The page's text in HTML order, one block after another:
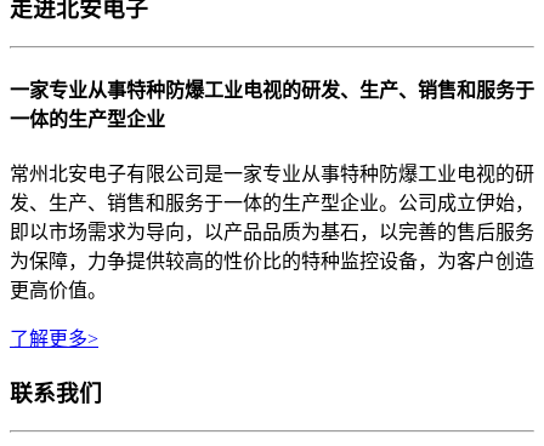
走进北安电子
一家专业从事特种防爆工业电视的研发、生产、销售和服务于
一体的生产型企业
常州北安电子有限公司是一家专业从事特种防爆工业电视的研
发、生产、销售和服务于一体的生产型企业。公司成立伊始，
即以市场需求为导向，以产品品质为基石，以完善的售后服务
为保障，力争提供较高的性价比的特种监控设备，为客户创造
更高价值。
了解更多>
联系我们